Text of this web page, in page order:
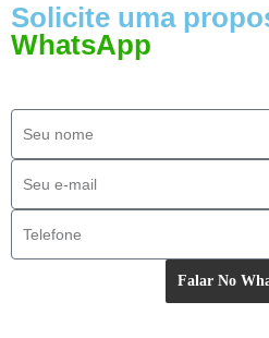
Solicite uma
WhatsApp
Falar No